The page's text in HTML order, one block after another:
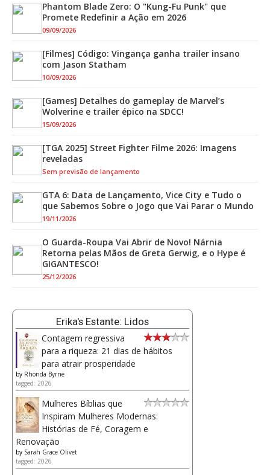
Phantom Blade Zero: O "Kung-Fu Punk" que
Promete Redefinir a Ação em 2026
09/09/2026
[Filmes] Código: Vingança ganha trailer insano
com Jason Statham
10/09/2026
[Games] Detalhes do gameplay de Marvel’s
Wolverine e trailer épico na SDCC!
15/09/2026
[TGA 2025] Street Fighter Filme 2026: Imagens
reveladas
Sem previsão de lançamento
GTA 6: Data de Lançamento, Vice City e Tudo o
que Sabemos Sobre o Jogo que Vai Parar o Mundo
19/11/2026
O Guarda-Roupa Vai Abrir de Novo! Nárnia
Retorna pelas Mãos de Greta Gerwig, e o Hype é
GIGANTESCO!
25/12/2026
Erika's Estante: Lidos
Contagem regressiva
para a riqueza: 21 dias de hábitos
para atrair prosperidade
by Rhonda Byrne
tagged: 2026
Mulheres Bíblias que
Inspiram Mulheres Modernas:
Histórias de Fé, Coragem e
Renovação
by Sarah Grace Olivet
tagged: 2026